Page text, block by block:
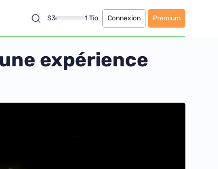
S3 1 Tio Connexion Premium
expérience